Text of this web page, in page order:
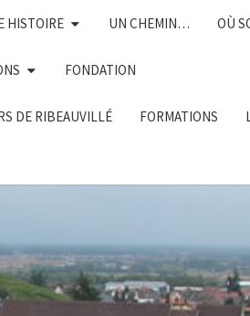
HISTOIRE UN CHEMIN… OÙ
FONDATION
DE RIBEAUVILLÉ FORMATIONS